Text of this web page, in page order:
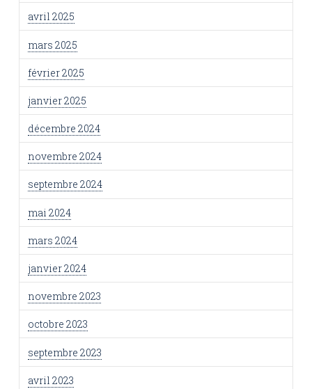
avril 2025
mars 2025
février 2025
janvier 2025
décembre 2024
novembre 2024
septembre 2024
mai 2024
mars 2024
janvier 2024
novembre 2023
octobre 2023
septembre 2023
avril 2023